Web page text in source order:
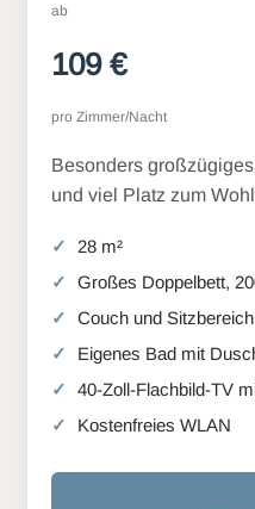
ab
109 €
pro Zimmer/Nacht
Besonders
und viel Platz zum
28 m²
Großes Doppelbett,
Couch und Sitzbereich
Eigenes Bad mit
40-Zoll-Flachbild-TV
Kostenfreies WLAN